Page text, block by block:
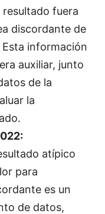
fuera
discordante de
información
auxiliar, junto
de la
la
atípico
para
es un
de datos,